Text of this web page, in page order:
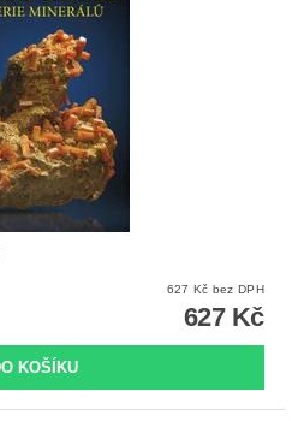
627 Kč bez DPH
627 Kč